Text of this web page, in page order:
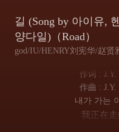
길 (Song by 아이유,
양다일)（Road）
god/IU/HENRY刘宪华/赵贤
作词 : J.Y.
作曲 : J.Y.
내가 가는
我正在